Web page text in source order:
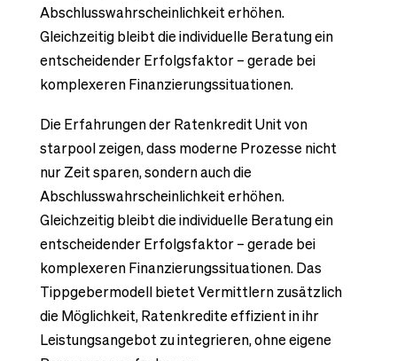
Abschlusswahrscheinlichkeit erhöhen.
Gleichzeitig bleibt die individuelle Beratung ein
entscheidender Erfolgsfaktor – gerade bei
komplexeren Finanzierungssituationen.
Die Erfahrungen der Ratenkredit Unit von
starpool zeigen, dass moderne Prozesse nicht
nur Zeit sparen, sondern auch die
Abschlusswahrscheinlichkeit erhöhen.
Gleichzeitig bleibt die individuelle Beratung ein
entscheidender Erfolgsfaktor – gerade bei
komplexeren Finanzierungssituationen. Das
Tippgebermodell bietet Vermittlern zusätzlich
die Möglichkeit, Ratenkredite effizient in ihr
Leistungsangebot zu integrieren, ohne eigene